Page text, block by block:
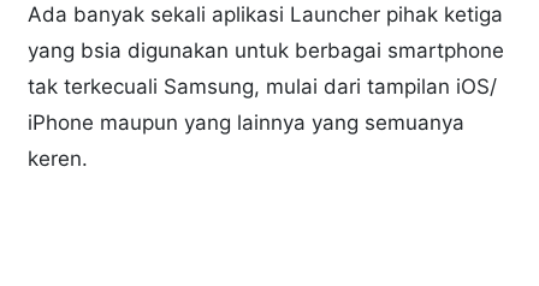
Ada banyak sekali aplikasi Launcher pihak ketiga
yang bsia digunakan untuk berbagai smartphone
tak terkecuali Samsung, mulai dari tampilan iOS/
iPhone maupun yang lainnya yang semuanya
keren.